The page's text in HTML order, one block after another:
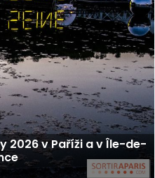
2026 v Paříži a v Île-de-